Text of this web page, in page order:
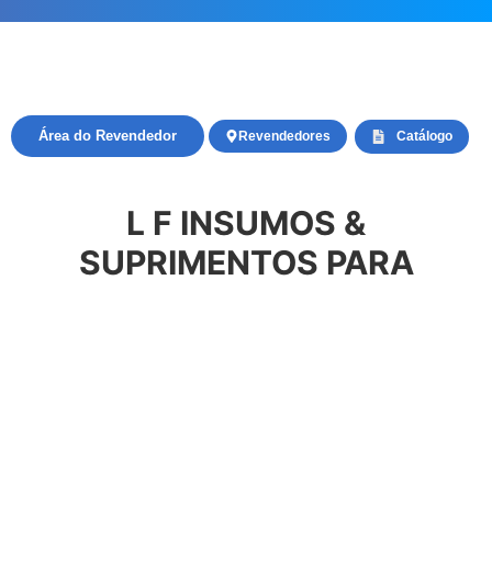
Catálogo
Revendedores
Área do Revendedor
L F INSUMOS &
SUPRIMENTOS PARA